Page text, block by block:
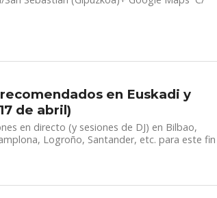
en Euskadi y
de abril)
en directo (y sesiones de DJ) en Bilbao,
Logroño, Santander, etc. para este fin